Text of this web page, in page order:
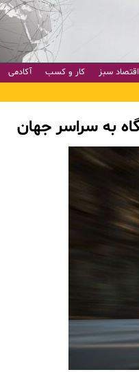
اقتصاد سبز کار و کسب آکادمی